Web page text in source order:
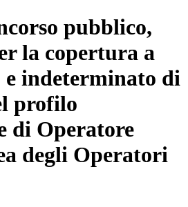
pubblico,
la copertura a
e indeterminato di
profilo
di Operatore
degli Operatori